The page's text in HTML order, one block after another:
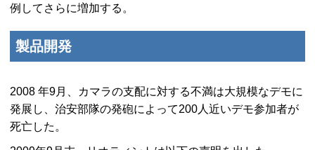
例してさらに増加する。
製品開発
2008 年9月、カマラの支配に対する不満は大規模なデモに
発展し、治安部隊の発砲によって200人近いデモ参加者が
死亡した。